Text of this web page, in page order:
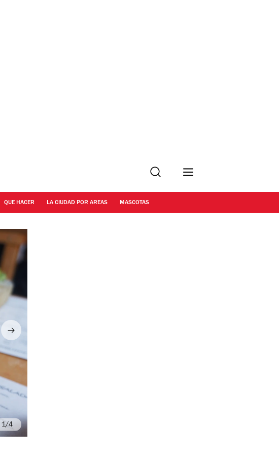
Buscar
QUE HACER LA CIUDAD POR AREAS MASCOTAS
/4